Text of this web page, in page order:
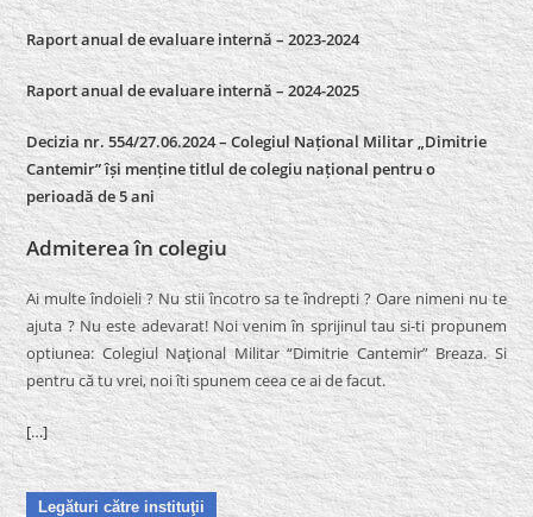
Raport anual de evaluare internă – 2023-2024
Raport anual de evaluare internă –2024-2025
Decizia nr. 554/27.06.2024 – Colegiul Național Militar „Dimitrie
Cantemir” își menține titlul de colegiu național pentru o
perioadă de 5 ani
Admiterea în colegiu
Ai multe îndoieli ? Nu stii încotro sa te îndrepti ? Oare nimeni nu te
ajuta ? Nu este adevarat! Noi venim în sprijinul tau si-ti propunem
optiunea: Colegiul Naţional Militar “Dimitrie Cantemir” Breaza. Si
pentru că tu vrei, noi îti spunem ceea ce ai de facut.
[…]
Legături către instituţii